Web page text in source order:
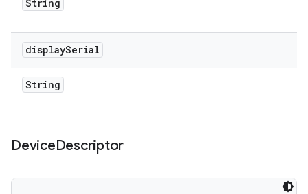
String
displaySerial
String
DeviceDescriptor